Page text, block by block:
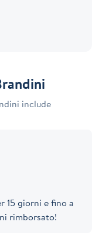
include
15 giorni e fino a
rimborsato!